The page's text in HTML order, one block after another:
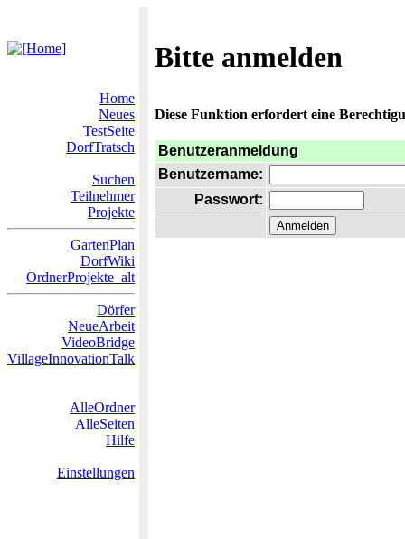
Bitte anmelden
Home
Neues
TestSeite
DorfTratsch
Suchen
Teilnehmer
Projekte
GartenPlan
DorfWiki
OrdnerProjekte_alt
Dörfer
NeueArbeit
VideoBridge
VillageInnovationTalk
AlleOrdner
AlleSeiten
Hilfe
Einstellungen
Diese Funktion erfordert eine
Benutzeranmeldung
Benutzername:
Passwort: